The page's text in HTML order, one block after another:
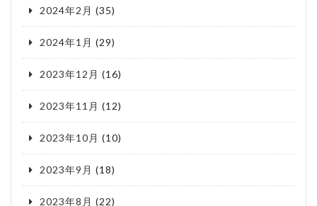
2024年2月 (35)
2024年1月 (29)
2023年12月 (16)
2023年11月 (12)
2023年10月 (10)
2023年9月 (18)
2023年8月 (22)